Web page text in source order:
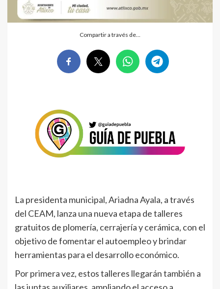
Compartir a través de…
La presidenta municipal, Ariadna Ayala, a través
del CEAM, lanza una nueva etapa de talleres
gratuitos de plomería, cerrajería y cerámica, con el
objetivo de fomentar el autoempleo y brindar
herramientas para el desarrollo económico.
Por primera vez, estos talleres llegarán también a